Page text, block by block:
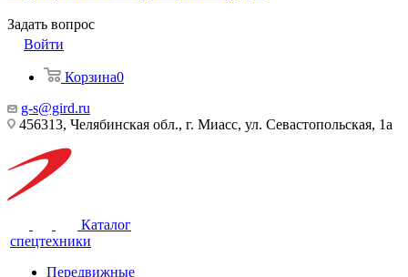
Задать вопрос
Войти
Корзина0
g-s@gird.ru
456313, Челябинская обл., г. Миасс, ул. Севастопольская, 1а
Каталог
спецтехники
Передвижные